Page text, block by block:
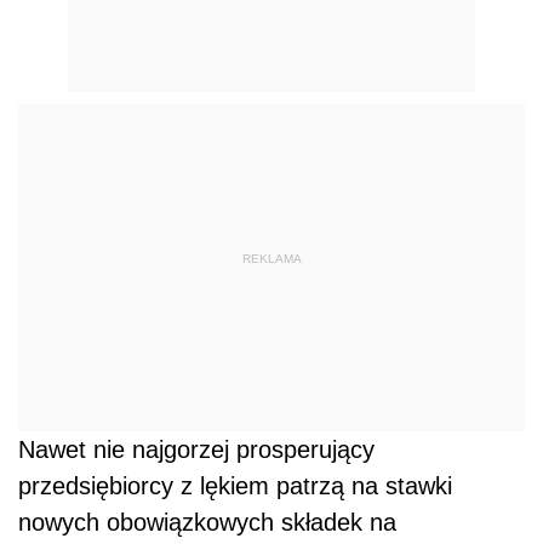
REKLAMA
Nawet nie najgorzej prosperujący
przedsiębiorcy z lękiem patrzą na stawki
nowych obowiązkowych składek na